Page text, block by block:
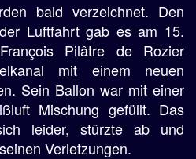
bald verzeichnet. Den
Luftfahrt gab es am 15.
Pilâtre de Rozier
mit einem neuen
Sein Ballon war mit einer
Mischung gefüllt. Das
leider, stürzte ab und
Verletzungen.